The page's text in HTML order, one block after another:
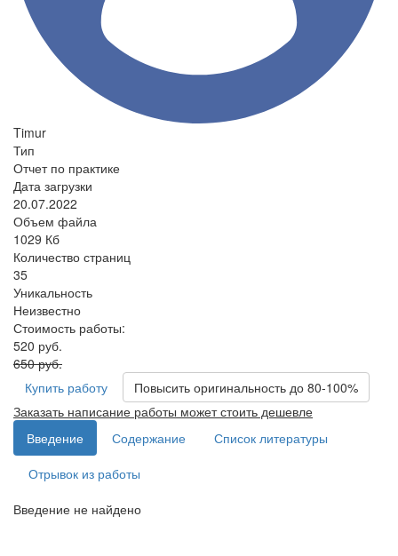
Timur
Тип
Отчет по практике
Дата загрузки
20.07.2022
Объем файла
1029 Кб
Количество страниц
35
Уникальность
Неизвестно
Стоимость работы:
520 руб.
650 руб.
Купить работу
Повысить оригинальность до 80-100%
Заказать написание работы может стоить дешевле
Введение
Содержание
Список литературы
Отрывок из работы
Введение не найдено